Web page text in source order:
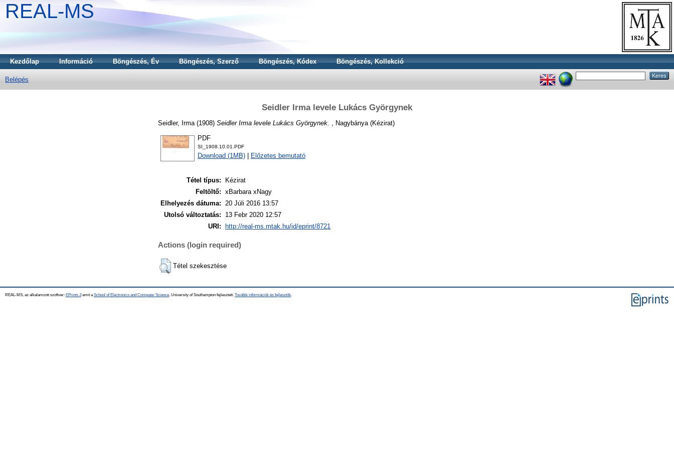
REAL-MS
Kezdőlap Információ Böngészés, Év Böngészés, Szerző Böngészés, Kódex Böngészés, Kollekció
Belépés
Seidler Irma levele Lukács Györgynek
Seidler, Irma (1908) Seidler Irma levele Lukács Györgynek. , Nagybánya (Kézirat)
PDF
SI_1908.10.01.PDF
Download (1MB) Előzetes bemutató
Tétel típus:
Kézirat
Feltöltő: xBarbara xNagy
Elhelyezés dátuma: 20 Júli 2016 13:57
Utolsó változtatás:
13 Febr 2020 12:57
URI:
http://real-ms.mtak.hu/id/eprint/8721
Actions (login required)
Tétel szekesztése
REAL-MS, az alkalamzott szoftver: EPrints 3amit a School of Electronics and Computer Science , University of Southampton fejlesztett. További információk és fejlesztők